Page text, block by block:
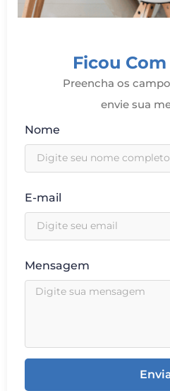
Ficou
Preencha os
envie sua
Nome
E-mail
Mensagem